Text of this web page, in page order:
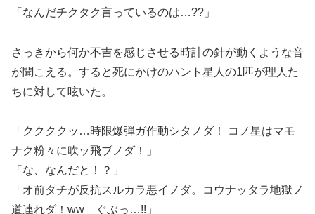
「なんだチクタク言っているのは…??」
さっきから何か不吉を感じさせる時計の針が動くような音
が聞こえる。すると死にかけのハント星人の1匹が理人た
ちに対して呟いた。
「ククククッ…時限爆弾ガ作動シタノダ！ コノ星はマモ
ナク粉々に吹ッ飛ブノダ！」
「な、なんだと！？」
「オ前タチが反抗スルカラ悪イノダ。コウナッタラ地獄ノ
道連れダ！ww ぐぶっ…!!」